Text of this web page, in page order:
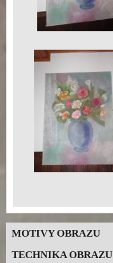
MOTIVY OBRAZU
TECHNIKA OBRAZU